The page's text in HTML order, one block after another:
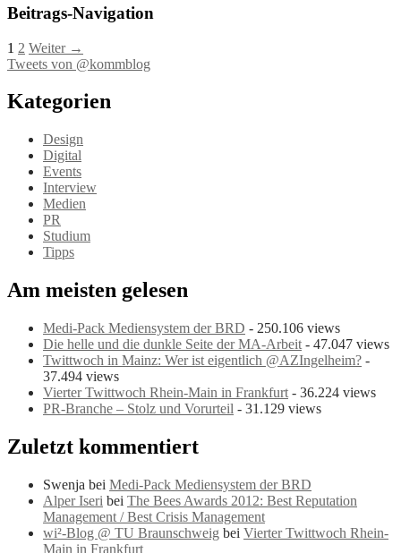
Beitrags-Navigation
1 2 Weiter →
Tweets von @kommblog
Kategorien
Design
Digital
Events
Interview
Medien
PR
Studium
Tipps
Am meisten gelesen
Medi-Pack Mediensystem der BRD - 250.106 views
Die helle und die dunkle Seite der MA-Arbeit - 47.047 views
Twittwoch in Mainz: Wer ist eigentlich @AZIngelheim? -
37.494 views
Vierter Twittwoch Rhein-Main in Frankfurt - 36.224 views
PR-Branche – Stolz und Vorurteil - 31.129 views
Zuletzt kommentiert
Swenja bei Medi-Pack Mediensystem der BRD
Alper Iseri bei The Bees Awards 2012: Best Reputation
Management / Best Crisis Management
wi²-Blog @ TU Braunschweig bei Vierter Twittwoch Rhein-
Main in Frankfurt